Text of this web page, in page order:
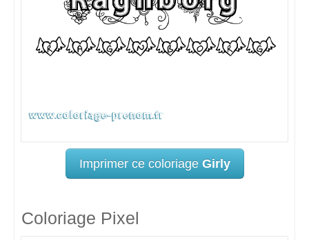
Imprimer ce coloriage Girly
Coloriage Pixel